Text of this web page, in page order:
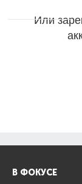
Или
В ФОКУСЕ